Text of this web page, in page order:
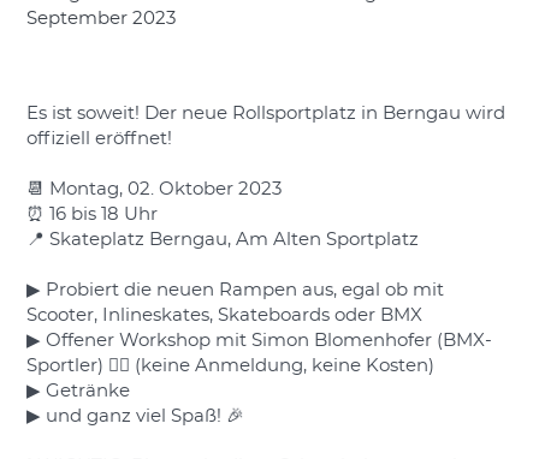
September 2023
Es ist soweit! Der neue Rollsportplatz in Berngau wird
offiziell eröffnet!
📆 Montag, 02. Oktober 2023
⏰ 16 bis 18 Uhr
📍 Skateplatz Berngau, Am Alten Sportplatz
▶ Probiert die neuen Rampen aus, egal ob mit
Scooter, Inlineskates, Skateboards oder BMX
▶ Offener Workshop mit Simon Blomenhofer (BMX-
Sportler) 👍🏼 (keine Anmeldung, keine Kosten)
▶ Getränke
▶ und ganz viel Spaß! 🎉